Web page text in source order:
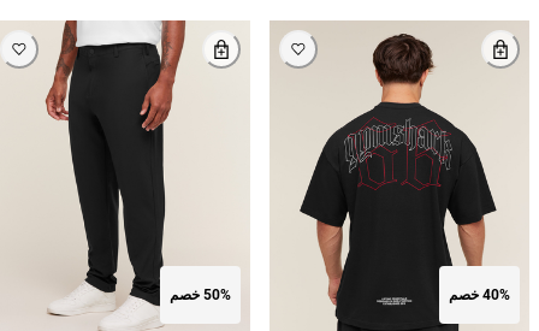
40% خصم 50% خصم